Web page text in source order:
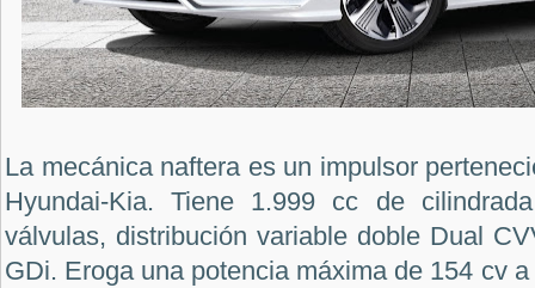
La mecánica naftera es un impulsor
Hyundai-Kia. Tiene 1.999 cc de
válvulas, distribución variable doble Dual
GDi. Eroga una potencia máxima de 154 cv